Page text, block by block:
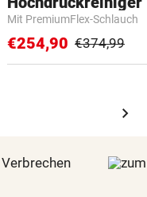
Mit PremiumFlex-Schlauch
€254,90 €374,99
chevron_right